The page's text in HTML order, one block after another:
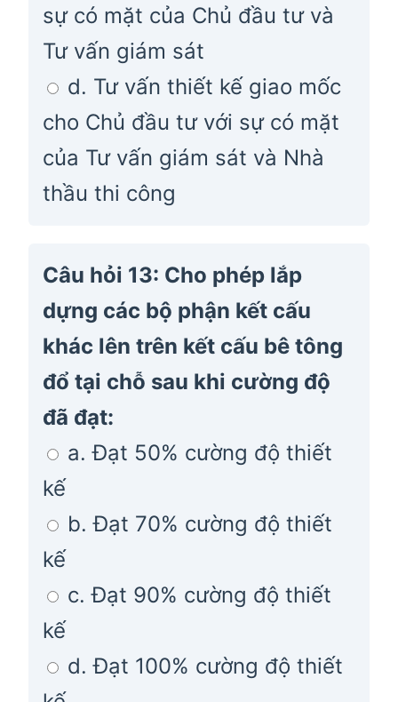
sự có mặt của Chủ đầu tư và
Tư vấn giám sát
d. Tư vấn thiết kế giao mốc
cho Chủ đầu tư với sự có mặt
của Tư vấn giám sát và Nhà
thầu thi công
Câu hỏi 13: Cho phép lắp
dựng các bộ phận kết cấu
khác lên trên kết cấu bê tông
đổ tại chỗ sau khi cường độ
đã đạt:
a. Đạt 50% cường độ thiết
kế
b. Đạt 70% cường độ thiết
kế
c. Đạt 90% cường độ thiết
kế
d. Đạt 100% cường độ thiết